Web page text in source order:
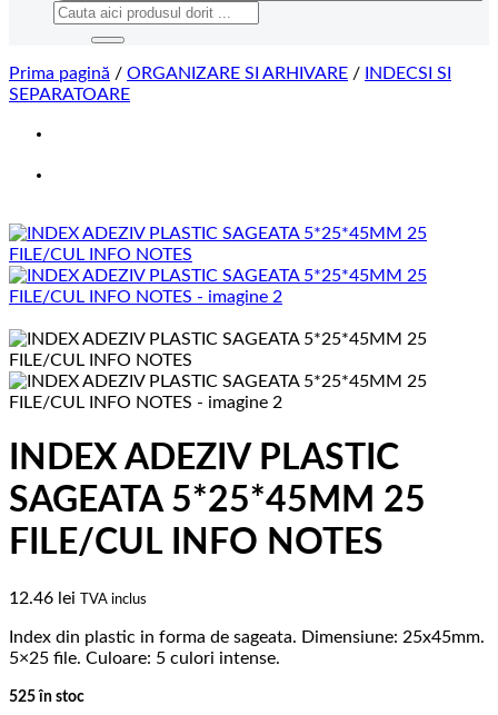
Caută
Prima pagină / ORGANIZARE SI ARHIVARE /
INDECSI SI
SEPARATOARE
INDEX ADEZIV PLASTIC
SAGEATA 5*25*45MM 25
FILE/CUL INFO NOTES
12.46 lei TVA inclus
Index din plastic in forma de sageata. Dimensiune: 25x45mm.
5×25 file. Culoare: 5 culori intense.
525 în stoc